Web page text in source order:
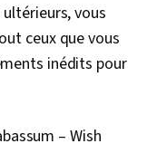
vous
ceux que vous
inédits pour
– Wish